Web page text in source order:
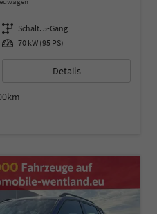
Getriebe Schalt. 5-Gang
Leistung 70 kW (95 PS)
Details